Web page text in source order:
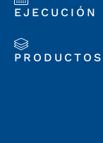
EJECUCIÓN
PRODUCTOS